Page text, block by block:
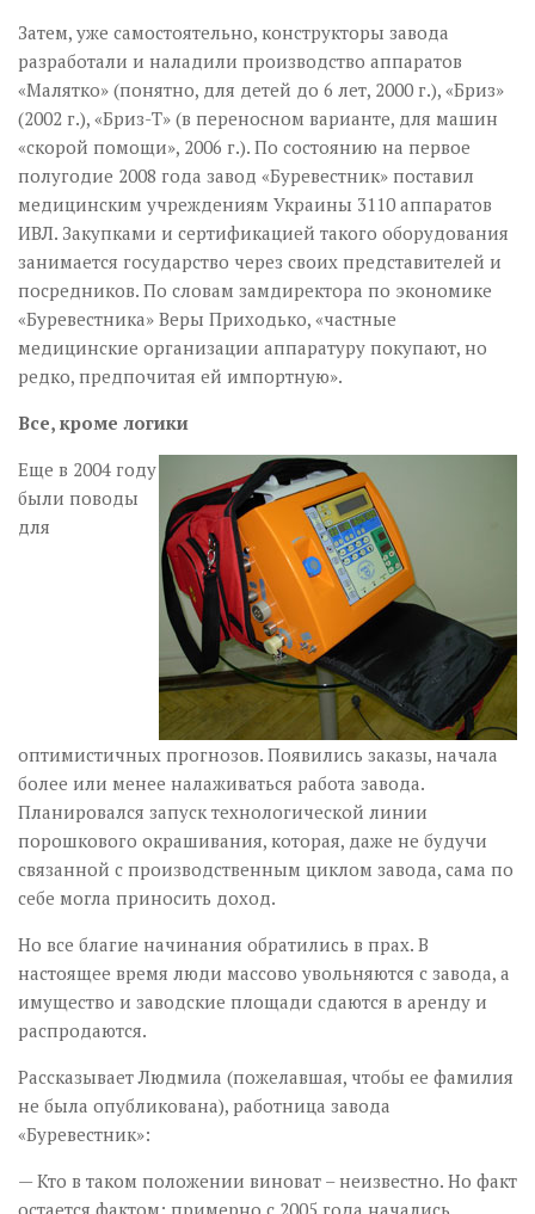
Затем, уже самостоятельно, конструкторы завода
разработали и наладили производство аппаратов
«Малятко» (понятно, для детей до 6 лет, 2000 г.), «Бриз»
(2002 г.), «Бриз-Т» (в переносном варианте, для машин
«скорой помощи», 2006 г.). По состоянию на первое
полугодие 2008 года завод «Буревестник» поставил
медицинским учреждениям Украины 3110 аппаратов
ИВЛ. Закупками и сертификацией такого оборудования
занимается государство через своих представителей и
посредников. По словам замдиректора по экономике
«Буревестника» Веры Приходько, «частные
медицинские организации аппаратуру покупают, но
редко, предпочитая ей импортную».
Все, кроме логики
Еще в 2004 году
были поводы
для
оптимистичных прогнозов. Появились заказы, начала
более или менее налаживаться работа завода.
Планировался запуск технологической линии
порошкового окрашивания, которая, даже не будучи
связанной с производственным циклом завода, сама по
себе могла приносить доход.
Но все благие начинания обратились в прах. В
настоящее время люди массово увольняются с завода, а
имущество и заводские площади сдаются в аренду и
распродаются.
Рассказывает Людмила (пожелавшая, чтобы ее фамилия
не была опубликована), работница завода
«Буревестник»:
— Кто в таком положении виноват – неизвестно. Но факт